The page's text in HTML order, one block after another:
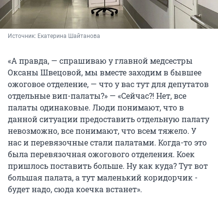
Источник: Екатерина Шайтанова
«А правда, — спрашиваю у главной медсестры
Оксаны Швецовой, мы вместе заходим в бывшее
ожоговое отделение, — что у вас тут для депутатов
отдельные вип-палаты?» — «Сейчас?! Нет, все
палаты одинаковые. Люди понимают, что в
данной ситуации предоставить отдельную палату
невозможно, все понимают, что всем тяжело. У
нас и перевязочные стали палатами. Когда-то это
была перевязочная ожогового отделения. Коек
пришлось поставить больше. Ну как куда? Тут вот
большая палата, а тут маленький коридорчик -
будет надо, сюда коечка встанет».